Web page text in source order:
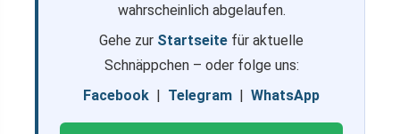
wahrscheinlich abgelaufen.
Gehe zur Startseite für aktuelle
Schnäppchen – oder folge uns:
Facebook | Telegram | WhatsApp